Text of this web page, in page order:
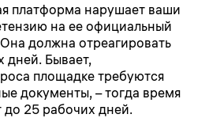
платформа нарушает ваши
на ее официальный
должна отреагировать
дней. Бывает,
площадке требуются
документы, – тогда время
до 25 рабочих дней.